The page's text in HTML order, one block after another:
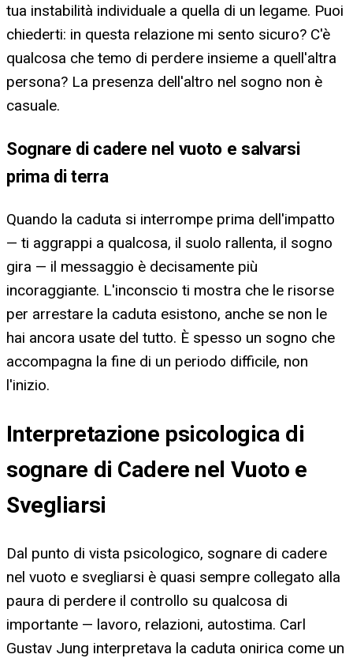
tua instabilità individuale a quella di un legame. Puoi
chiederti: in questa relazione mi sento sicuro? C'è
qualcosa che temo di perdere insieme a quell'altra
persona? La presenza dell'altro nel sogno non è
casuale.
Sognare di cadere nel vuoto e salvarsi
prima di terra
Quando la caduta si interrompe prima dell'impatto
— ti aggrappi a qualcosa, il suolo rallenta, il sogno
gira — il messaggio è decisamente più
incoraggiante. L'inconscio ti mostra che le risorse
per arrestare la caduta esistono, anche se non le
hai ancora usate del tutto. È spesso un sogno che
accompagna la fine di un periodo difficile, non
l'inizio.
Interpretazione psicologica di
sognare di Cadere nel Vuoto e
Svegliarsi
Dal punto di vista psicologico, sognare di cadere
nel vuoto e svegliarsi è quasi sempre collegato alla
paura di perdere il controllo su qualcosa di
importante — lavoro, relazioni, autostima. Carl
Gustav Jung interpretava la caduta onirica come un